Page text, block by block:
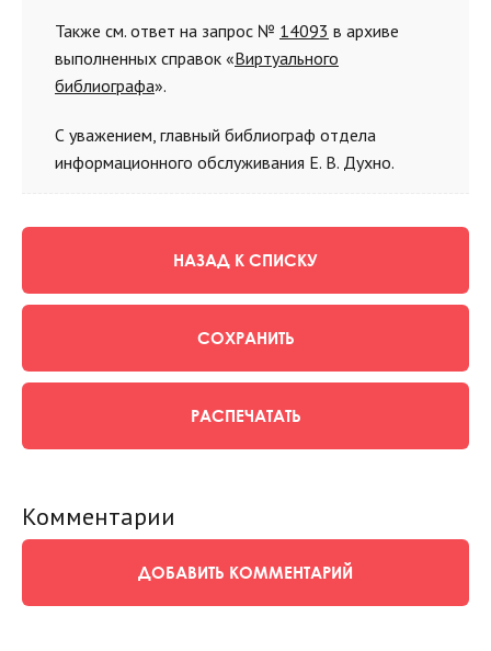
Также см. ответ на запрос № 14093 в архиве
выполненных справок «Виртуального
библиографа».
С уважением, главный библиограф отдела
информационного обслуживания Е. В. Духно.
НАЗАД К СПИСКУ
СОХРАНИТЬ
РАСПЕЧАТАТЬ
Комментарии
ДОБАВИТЬ КОММЕНТАРИЙ